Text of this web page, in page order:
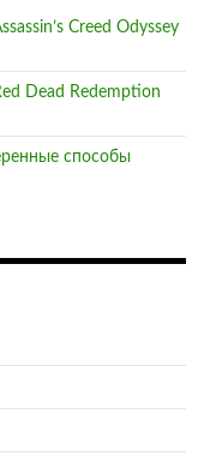
Creed Odyssey
Dead Redemption
способы